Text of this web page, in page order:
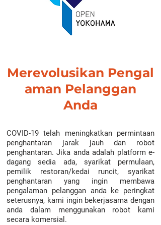
Merevolusikan Pengal
aman Pelanggan
Anda
COVID-19 telah meningkatkan permintaan
penghantaran jarak jauh dan robot
penghantaran. Jika anda adalah platform e-
dagang sedia ada, syarikat permulaan,
pemilik restoran/kedai runcit, syarikat
penghantaran yang ingin membawa
pengalaman pelanggan anda ke peringkat
seterusnya, kami ingin bekerjasama dengan
anda dalam menggunakan robot kami
secara komersial.